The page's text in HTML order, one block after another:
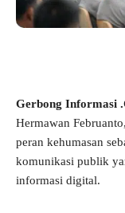
Gerbong Informasi
Hermawan
peran kehumasan
komunikasi publik
informasi digital.